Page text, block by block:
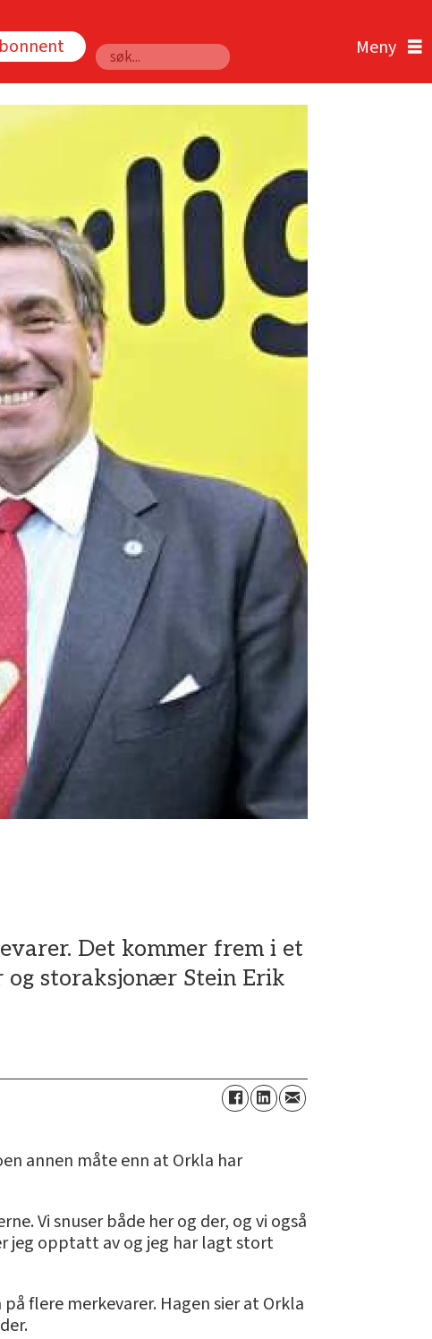
Søk
Det kommer frem i et
storaksjonær Stein Erik
annen måte enn at Orkla har
Vi snuser både her og der, og vi også
jeg opptatt av og jeg har lagt stort
flere merkevarer. Hagen sier at Orkla